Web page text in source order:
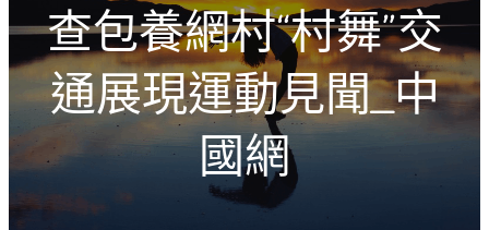
查包養網村“村舞”交
通展現運動見聞_中
國網